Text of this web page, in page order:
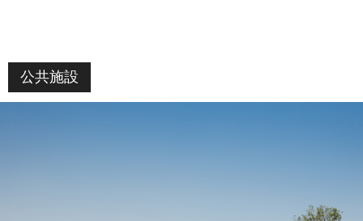
公共施設